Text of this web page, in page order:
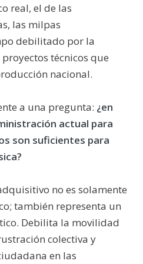
real, el de las
las milpas
debilitado por la
técnicos que
nacional.
a una pregunta: ¿en
actual para
son suficientes para
no es solamente
también representa un
Debilita la movilidad
colectiva y
en las